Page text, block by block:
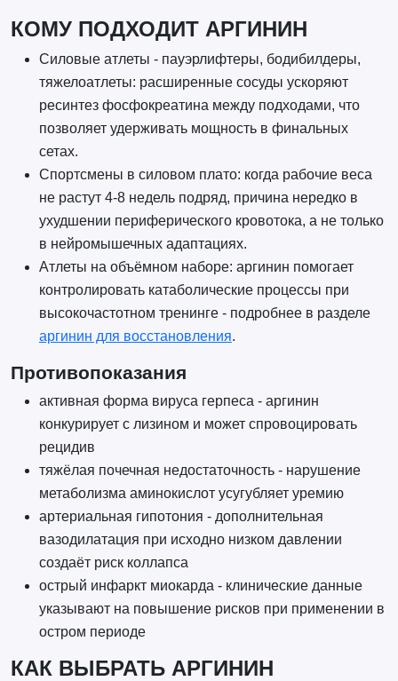
КОМУ ПОДХОДИТ АРГИНИН
Силовые атлеты - пауэрлифтеры, бодибилдеры,
тяжелоатлеты: расширенные сосуды ускоряют
ресинтез фосфокреатина между подходами, что
позволяет удерживать мощность в финальных
сетах.
Спортсмены в силовом плато: когда рабочие веса
не растут 4-8 недель подряд, причина нередко в
ухудшении периферического кровотока, а не только
в нейромышечных адаптациях.
Атлеты на объёмном наборе: аргинин помогает
контролировать катаболические процессы при
высокочастотном тренинге - подробнее в разделе
аргинин для восстановления.
Противопоказания
активная форма вируса герпеса - аргинин
конкурирует с лизином и может спровоцировать
рецидив
тяжёлая почечная недостаточность - нарушение
метаболизма аминокислот усугубляет уремию
артериальная гипотония - дополнительная
вазодилатация при исходно низком давлении
создаёт риск коллапса
острый инфаркт миокарда - клинические данные
указывают на повышение рисков при применении в
остром периоде
КАК ВЫБРАТЬ АРГИНИН